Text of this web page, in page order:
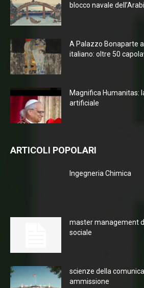
blocco navale
A Palazzo Bonaparte
italiano: oltre 50
Magnifica Humanitas:
artificiale
ARTICOLI POPOLARI
Ingegneria Chimica
master management
sociale
scienze della
ammissione